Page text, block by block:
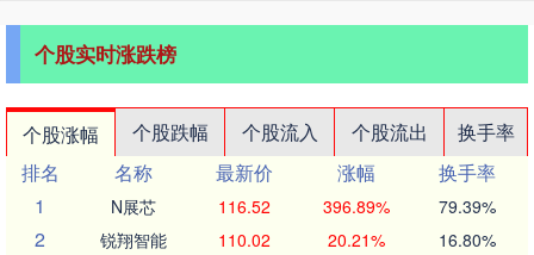
个股实时涨跌榜
个股涨幅 个股跌幅 个股流入 个股流出
换手率
排名
名称 最新价 涨幅
换手率
1
N展芯 116.52 396.89% 79.39%
2 锐翔智能 110.02 20.21% 16.80%